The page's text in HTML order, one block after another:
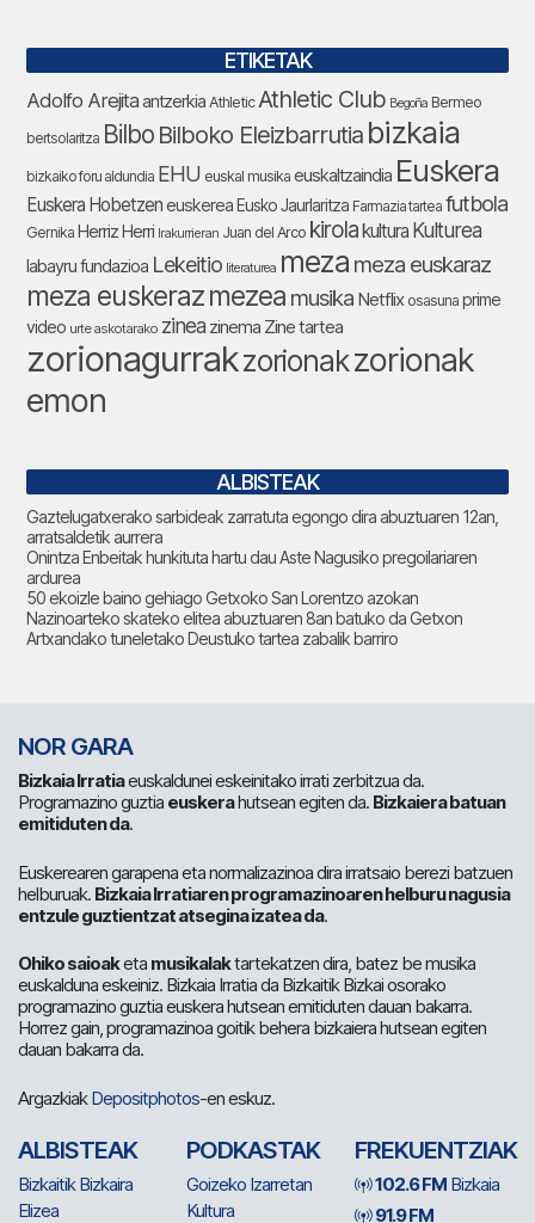
ETIKETAK
Adolfo Arejitaantzerkia Athletic Athletic Club Begoña Bermeo
bertsolaritza Bilbo Bilboko Eleizbarrutia bizkaia
bizkaiko foru aldundia EHU euskal musika euskaltzaindia Euskera
Euskera Hobetzeneuskerea Eusko Jaurlaritza Farmazia tartea futbola
Gernika Herriz Herri Irakurrieran Juan del Arco kirolakultura Kulturea
labayru fundazioa Lekeitio literaturea meza meza euskaraz
meza euskerazmezea musika Netflix osasuna prime
video urte askotarako zinea zinema Zine tartea
zorionagurrakzorionakzorionak
emon
ALBISTEAK
Gaztelugatxerako sarbideak zarratuta egongo dira abuztuaren 12an,
arratsaldetik aurrera
Onintza Enbeitak hunkituta hartu dau Aste Nagusiko pregoilariaren
ardurea
50 ekoizle baino gehiago Getxoko San Lorentzo azokan
Nazinoarteko skateko elitea abuztuaren 8an batuko da Getxon
Artxandako tuneletako Deustuko tartea zabalik barriro
NOR GARA
Bizkaia Irratiaeuskaldunei eskeinitako irrati zerbitzua da.
Programazino guztia euskerahutsean egiten da. Bizkaiera batuan
emitiduten da.
Euskerearen garapena eta normalizazinoa dira irratsaio berezi batzuen
helburuak. Bizkaia Irratiaren programazinoaren helburu nagusia
entzule guztientzat atsegina izatea da.
Ohiko saioaketa musikalaktartekatzen dira, batez be musika
euskalduna eskeiniz. Bizkaia Irratia da Bizkaitik Bizkai osorako
programazino guztia euskera hutsean emitiduten dauan bakarra.
Horrez gain, programazinoa goitik behera bizkaiera hutsean egiten
dauan bakarra da.
ArgazkiakDepositphotos-en eskuz.
ALBISTEAK
Bizkaitik Bizkaira
Elizea
PODKASTAK
Goizeko Izarretan
Kultura
FREKUENTZIAK
102.6 FM Bizkaia
91.9 FM